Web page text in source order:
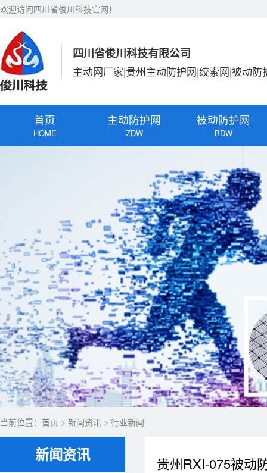
欢迎访问四川省俊川科技官网！
四川省俊川科技有限公司
主动网厂家|贵州主动防护网|绞索网|被动
首页
HOME
主动防护网
ZDW
被动防护网
BDW
当前位置： 首页 > 新闻资讯 > 行业新闻
新闻资讯 贵州RXI-075被动